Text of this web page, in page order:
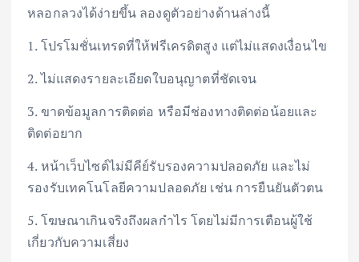
หลอกลวงได้ง่ายขึ้น ลองดูตัวอย่างด้านล่างนี้
1. โปรโมชั่นเทรดที่ให้ฟรีเครดิตสูง แต่ไม่แสดงเงื่อนไข
2. ไม่แสดงรายละเอียดใบอนุญาตที่ชัดเจน
3. ขาดข้อมูลการติดต่อ หรือมีช่องทางติดต่อน้อยและ
ติดต่อยาก
4. หน้าเว็บไซต์ไม่มีคีย์รับรองความปลอดภัย และไม่
รองรับเทคโนโลยีความปลอดภัย เช่น การยืนยันตัวตน
5. โฆษณาเกินจริงถึงผลกำไร โดยไม่มีการเตือนผู้ใช้
เกี่ยวกับความเสี่ยง